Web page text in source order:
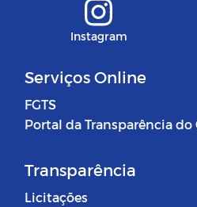
Instagram
Serviços Online
FGTS
Portal da Transparência do
Transparência
Licitações